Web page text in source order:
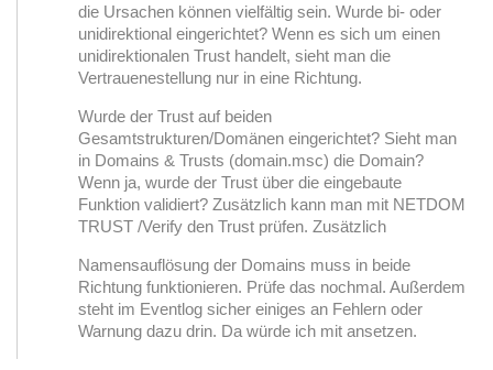
die Ursachen können vielfältig sein. Wurde bi- oder
unidirektional eingerichtet? Wenn es sich um einen
unidirektionalen Trust handelt, sieht man die
Vertrauenestellung nur in eine Richtung.
Wurde der Trust auf beiden
Gesamtstrukturen/Domänen eingerichtet? Sieht man
in Domains & Trusts (domain.msc) die Domain?
Wenn ja, wurde der Trust über die eingebaute
Funktion validiert? Zusätzlich kann man mit NETDOM
TRUST /Verify den Trust prüfen. Zusätzlich
Namensauflösung der Domains muss in beide
Richtung funktionieren. Prüfe das nochmal. Außerdem
steht im Eventlog sicher einiges an Fehlern oder
Warnung dazu drin. Da würde ich mit ansetzen.